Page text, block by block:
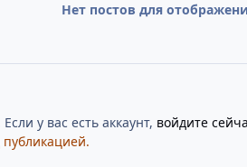
Нет постов для
у вас есть аккаунт, войдите